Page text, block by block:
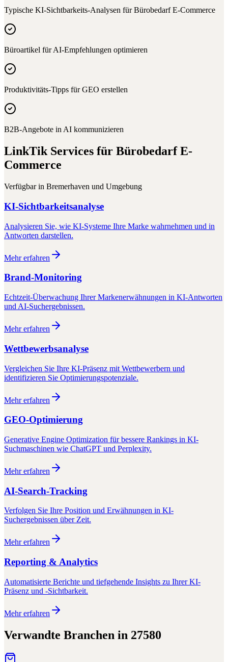
Typische KI-Sichtbarkeits-Analysen fürBürobedarf E-Commerce
Büroartikel für AI-Empfehlungen optimieren
Produktivitäts-Tipps für GEO erstellen
B2B-Angebote in AI kommunizieren
LinkTik Services für Bürobedarf E-
Commerce
Verfügbar in Bremerhaven und Umgebung
KI-Sichtbarkeitsanalyse
Analysieren Sie, wie KI-Systeme Ihre Marke wahrnehmen und in
Antworten darstellen.
Mehr erfahren
Brand-Monitoring
Echtzeit-Überwachung Ihrer Markenerwähnungen in KI-Antworten
und AI-Suchergebnissen.
Mehr erfahren
Wettbewerbsanalyse
Vergleichen Sie Ihre KI-Präsenz mit Wettbewerbern und
identifizieren Sie Optimierungspotenziale.
Mehr erfahren
GEO-Optimierung
Generative Engine Optimization für bessere Rankings in KI-
Suchmaschinen wie ChatGPT und Perplexity.
Mehr erfahren
AI-Search-Tracking
Verfolgen Sie Ihre Position und Erwähnungen in KI-
Suchergebnissen über Zeit.
Mehr erfahren
Reporting & Analytics
Automatisierte Berichte und tiefgehende Insights zu Ihrer KI-
Präsenz und -Sichtbarkeit.
Mehr erfahren
Verwandte Branchen in 27580